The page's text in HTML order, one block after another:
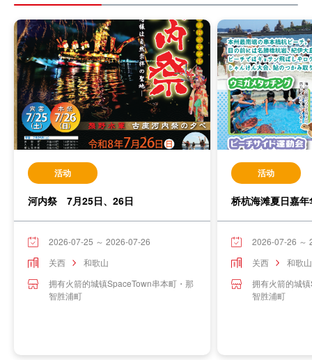
活动
河内祭 7月25日、26日
2026-07-25 ～ 2026-07-26
关西
和歌山
拥有火箭的城镇SpaceTown串本町・那
智胜浦町
活动
桥杭海滩夏日嘉
2026-07-26 ～
关西
和歌山
拥有火箭的城
智胜浦町